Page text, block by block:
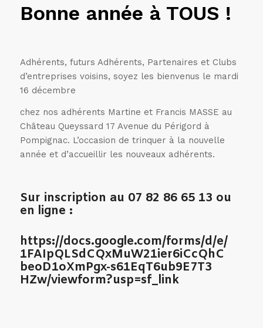
Bonne année à TOUS !
Adhérents, futurs Adhérents, Partenaires et Clubs
d’entreprises voisins, soyez les bienvenus le mardi
16 décembre
chez nos adhérents Martine et Francis MASSE au
Château Queyssard 17 Avenue du Périgord à
Pompignac. L’occasion de trinquer à la nouvelle
année et d’accueillir les nouveaux adhérents.
Sur inscription au 07 82 86 65 13 ou
en ligne :
https://docs.google.com/forms/d/e/
1FAIpQLSdCQxMuW21ier6iCcQhC
beoD1oXmPgx-s61EqT6ub9E7T3
HZw/viewform?usp=sf_link